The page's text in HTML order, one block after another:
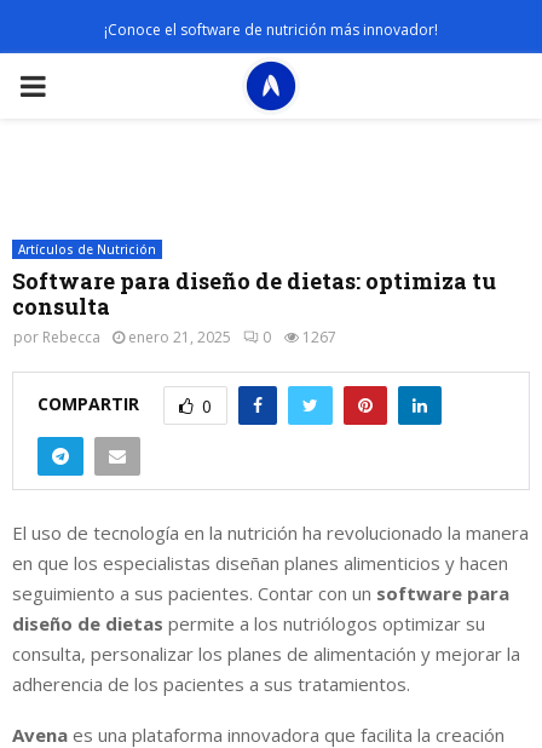
¡Conoce el software de nutrición más innovador!
PRIMARY
Artículos de Nutrición
Software para diseño de dietas: optimiza tu
consulta
por Rebecca enero 21, 2025 0 1267
COMPARTIR 0
El uso de tecnología en la nutrición ha revolucionado la manera
en que los especialistas diseñan planes alimenticios y hacen
seguimiento a sus pacientes. Contar con un software para
diseño de dietas permite a los nutriólogos optimizar su
consulta, personalizar los planes de alimentación y mejorar la
adherencia de los pacientes a sus tratamientos.
Avena es una plataforma innovadora que facilita la creación